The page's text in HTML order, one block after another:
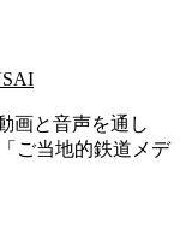
画と音声を通し
ご当地的鉄道メデ